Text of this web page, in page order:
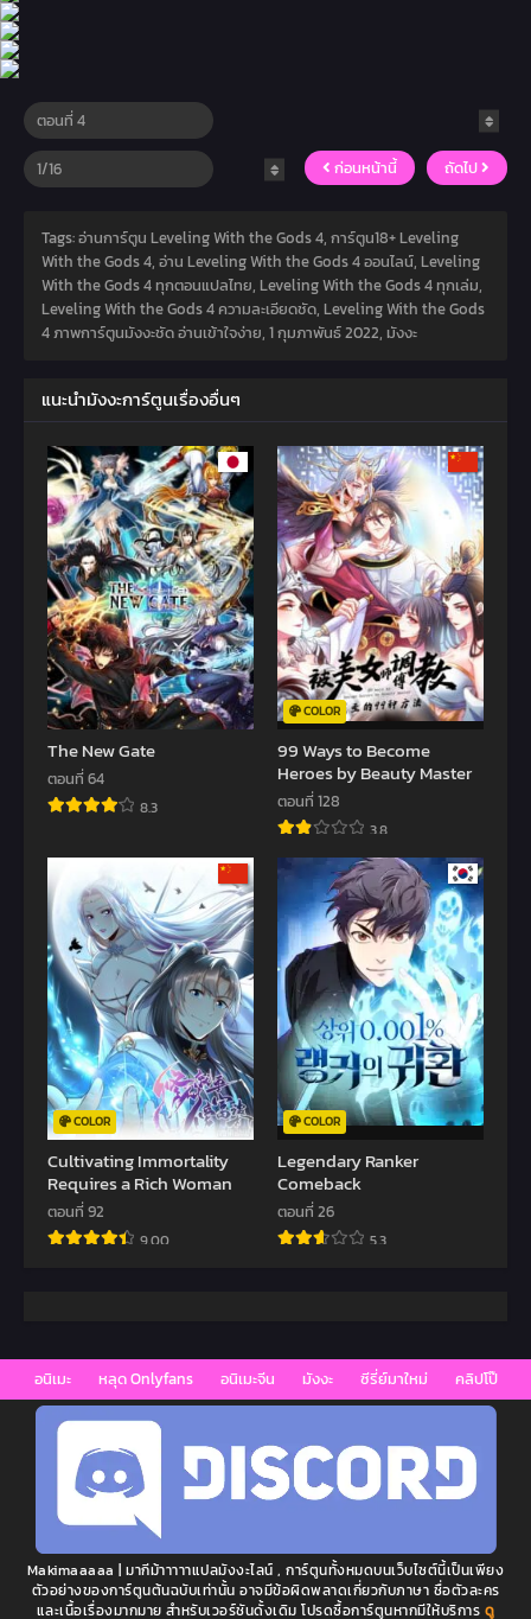
ก่อนหน้านี้ ถัดไป
Tags: อ่านการ์ตูน Leveling With the Gods 4, การ์ตูน18+ Leveling
With the Gods 4, อ่าน Leveling With the Gods 4 ออนไลน์, Leveling
With the Gods 4 ทุกตอนแปลไทย, Leveling With the Gods 4 ทุกเล่ม,
Leveling With the Gods 4 ความละเอียดชัด, Leveling With the Gods
4 ภาพการ์ตูนมังงะชัด อ่านเข้าใจง่าย, 1 กุมภาพันธ์ 2022, มังงะ
แนะนำมังงะการ์ตูนเรื่องอื่นๆ
The New Gate
ตอนที่ 64
8.3
COLOR
99 Ways to Become
Heroes by Beauty Master
ตอนที่ 128
3.8
COLOR
Cultivating Immortality
Requires a Rich Woman
ตอนที่ 92
9.00
COLOR
Legendary Ranker
Comeback
ตอนที่ 26
5.3
อนิเมะ หลุด Onlyfans อนิเมะจีน มังงะ ซีรี่ย์มาใหม่ คลิปโป๊
Makimaaaaa | มากีม้าาาาาแปลมังงะไลน์ , การ์ตูนทั้งหมดบนเว็บไซต์นี้เป็นเพียง
ตัวอย่างของการ์ตูนต้นฉบับเท่านั้น อาจมีข้อผิดพลาดเกี่ยวกับภาษา ชื่อตัวละคร
และเนื้อเรื่องมากมาย สำหรับเวอร์ชันดั้งเดิม โปรดซื้อการ์ตูนหากมีให้บริการ ดู